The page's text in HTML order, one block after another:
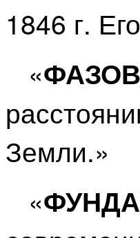
1846 г.
«
Земли.»
«